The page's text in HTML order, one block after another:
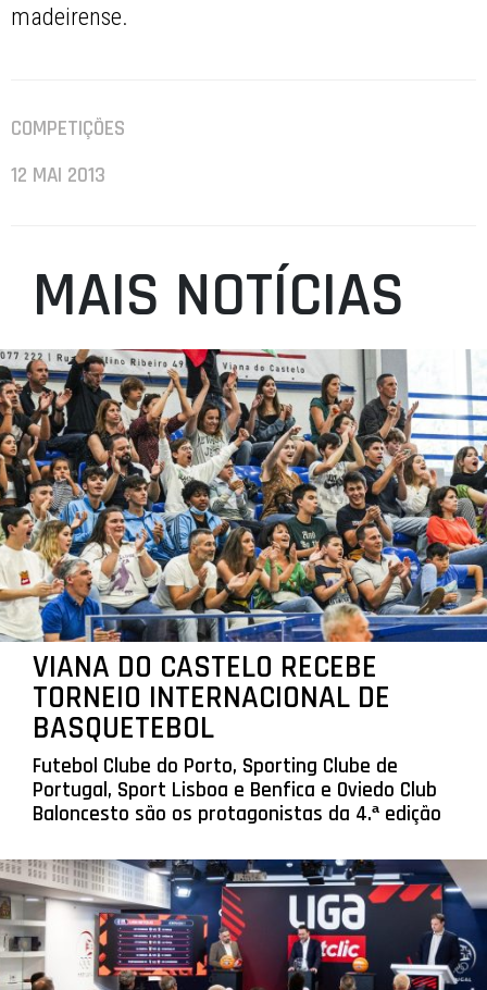
madeirense.
COMPETIÇÕES
12 MAI 2013
MAIS NOTÍCIAS
VIANA DO CASTELO RECEBE
TORNEIO INTERNACIONAL DE
BASQUETEBOL
Futebol Clube do Porto, Sporting Clube de
Portugal, Sport Lisboa e Benfica e Oviedo Club
Baloncesto são os protagonistas da 4.ª edição